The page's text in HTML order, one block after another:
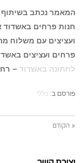
המאמר נכתב בשיתוף
חנות פרחים באשדוד
ועציצים עם משלוח
פרחים ועציצים
לחתונה באשדוד –
פורסם ב: כללי
« הקודם